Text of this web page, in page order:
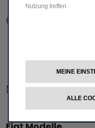
Newsletter
Nutzung treffen.
MEINE
ALLE